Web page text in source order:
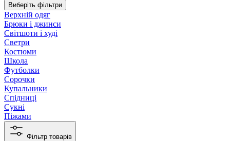
Виберіть фільтри
Верхній одяг
Брюки і джинси
Світшоти і худі
Светри
Костюми
Школа
Футболки
Сорочки
Купальники
Спідниці
Сукні
Піжами
Фільтр товарів